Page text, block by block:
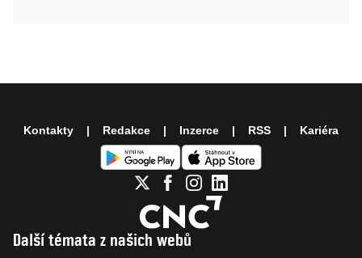
Další témata z našich webů
Kontakty Redakce Inzerce RSS Kariéra